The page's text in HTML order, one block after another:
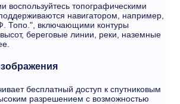
воспользуйтесь топографическими
навигатором, например,
Топо.", включающими контуры
береговые линии, реки, наземные
бесплатный доступ к спутниковым
разрешением с возможностью